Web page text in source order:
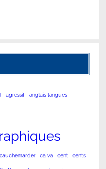
agressif anglais langues
cauchemarder ca va cent cents